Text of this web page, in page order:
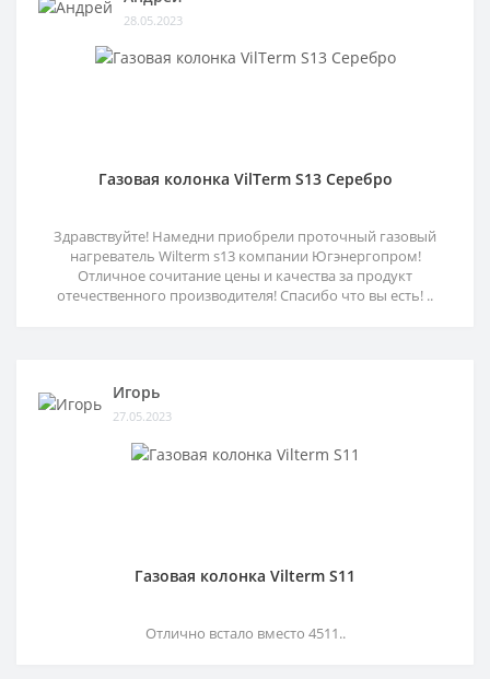
28.05.2023
Газовая колонка VilTerm S13 Серебро
Здравствуйте! Намедни приобрели проточный газовый
нагреватель Wilterm s13 компании Югэнергопром!
Отличное сочитание цены и качества за продукт
отечественного производителя! Спасибо что вы есть! ..
Игорь
27.05.2023
Газовая колонка Vilterm S11
Отлично встало вместо 4511..